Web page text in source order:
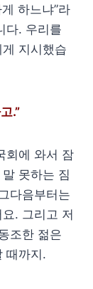
하느냐”라
다. 우리를
지시했습
.”
회에 와서 잠
못하는 짐
다음부터는
. 그리고 저
조한 젊은
때까지.